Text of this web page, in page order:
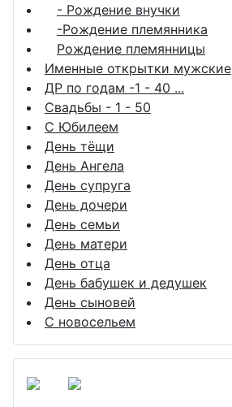
- Рождение внучки
-Рождение племянника
Рождение племянницы
Именные открытки мужские
ДР по годам -1 - 40 ...
Свадьбы - 1 - 50
С Юбилеем
День тёщи
День Ангела
День супруга
День дочери
День семьи
День матери
День отца
День бабушек и дедушек
День сыновей
С новосельем